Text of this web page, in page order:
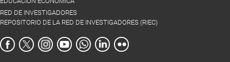
RED DE INVESTIGADORES
REPOSITORIO DE LA RED DE INVESTIGADORES (RIEC)